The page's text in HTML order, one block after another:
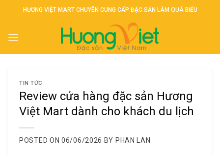
HƯƠNG VIỆT MART CHUYÊN CUNG CẤP ĐẶC SẢN LÀM QUÀ BIẾU
TIN TỨC
Review cửa hàng đặc sản Hương
Việt Mart dành cho khách du lịch
POSTED ON 06/06/2026 BY PHAN LAN